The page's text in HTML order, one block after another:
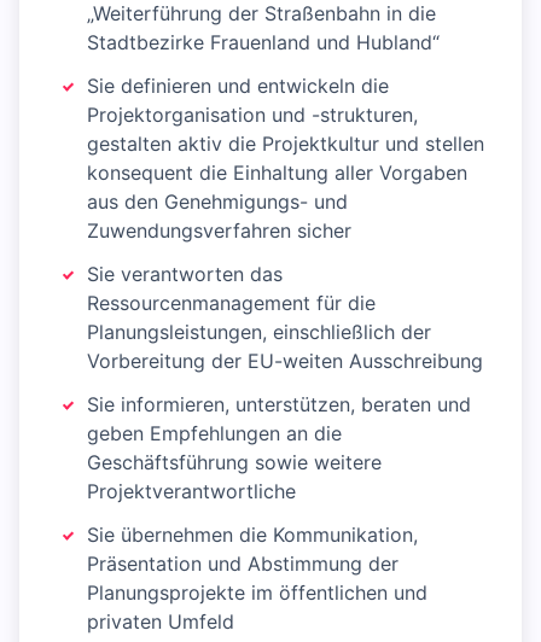
„Weiterführung der Straßenbahn in die
Stadtbezirke Frauenland und Hubland“
Sie definieren und entwickeln die
Projektorganisation und -strukturen,
gestalten aktiv die Projektkultur und stellen
konsequent die Einhaltung aller Vorgaben
aus den Genehmigungs- und
Zuwendungsverfahren sicher
Sie verantworten das
Ressourcenmanagement für die
Planungsleistungen, einschließlich der
Vorbereitung der EU-weiten Ausschreibung
Sie informieren, unterstützen, beraten und
geben Empfehlungen an die
Geschäftsführung sowie weitere
Projektverantwortliche
Sie übernehmen die Kommunikation,
Präsentation und Abstimmung der
Planungsprojekte im öffentlichen und
privaten Umfeld